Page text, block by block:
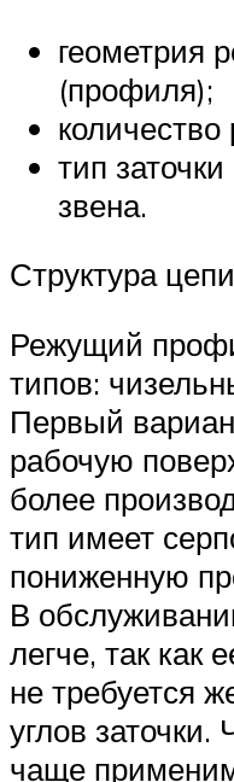
геометрия
(профиля);
тип
звена.
Структура
Режущий
типов:
Первый
рабочую
более
тип имеет
пониженную
В
легче, так как
не требуется
углов
чаще